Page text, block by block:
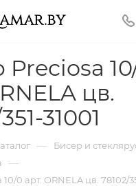
Preciosa
цв.
31001
— Бисер и
—
0 арт. ORNELA цв. 78102/